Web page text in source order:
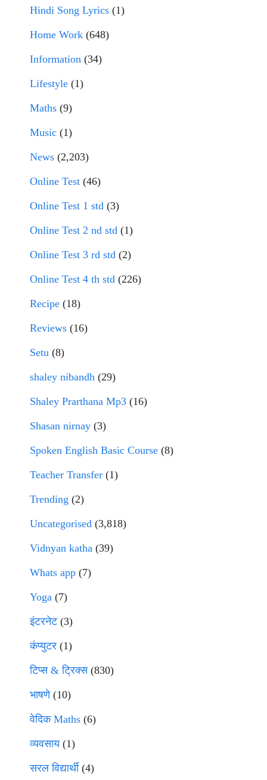
Hindi Song Lyrics (1)
Home Work (648)
Information (34)
Lifestyle (1)
Maths (9)
Music (1)
News (2,203)
Online Test (46)
Online Test 1 std (3)
Online Test 2 nd std (1)
Online Test 3 rd std (2)
Online Test 4 th std (226)
Recipe (18)
Reviews (16)
Setu (8)
shaley nibandh (29)
Shaley Prarthana Mp3 (16)
Shasan nirnay (3)
Spoken English Basic Course (8)
Teacher Transfer (1)
Trending (2)
Uncategorised (3,818)
Vidnyan katha (39)
Whats app (7)
Yoga (7)
इंटरनेट(3)
कंप्युटर (1)
टिप्स & ट्रिक्स(830)
भाषणे(10)
वेदिक Maths (6)
व्यवसाय(1)
सरल विद्यार्थी(4)